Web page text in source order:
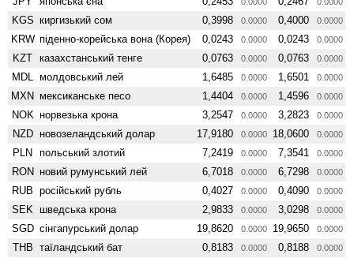
KGS киргизький сом 0,3998 0.0000 0,4000 0.0000
KRW піденно-корейська вона (Корея) 0,0243 0.0000 0,0243 0.0000
KZT казахстанський тенге 0,0763 0.0000 0,0763 0.0000
MDL молдовський лей 1,6485 0.0000 1,6501 0.0000
MXN мексиканське песо 1,4404 0.0000 1,4596 0.0000
NOK норвезька крона 3,2547 0.0000 3,2823 0.0000
NZD ново­зеландський долар 17,9180 0.0000 18,0600 0.0000
PLN польський злотий 7,2419 0.0000 7,3541 0.0000
RON новий румунський лей 6,7018 0.0000 6,7298 0.0000
RUB російський рубль 0,4027 0.0000 0,4090 0.0000
SEK шведська крона 2,9833 0.0000 3,0298 0.0000
SGD сінгапурський долар 19,8620 0.0000 19,9650 0.0000
THB таїландський бат 0,8183 0.0000 0,8188 0.0000